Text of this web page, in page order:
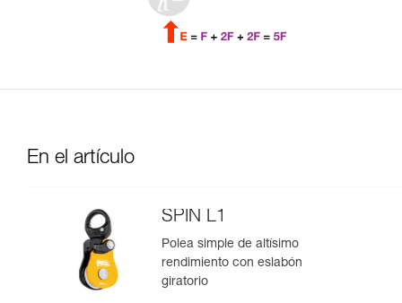
En el artículo
SPIN L1
Polea simple de altísimo
rendimiento con eslabón
giratorio